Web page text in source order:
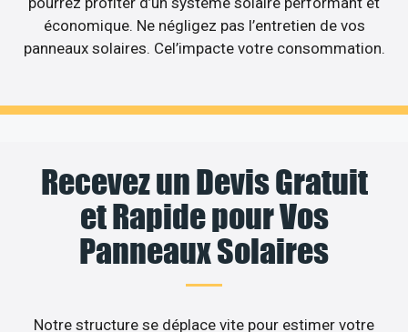
économique. Ne négligez pas l’entretien de vos
panneaux solaires. Cel’impacte votre consommation.
Recevez un Devis Gratuit
et Rapide pour Vos
Panneaux Solaires
Notre structure se déplace vite pour estimer votre